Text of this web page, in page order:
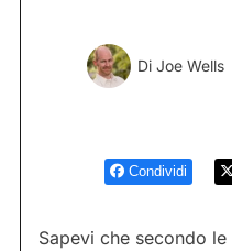
Di Joe Wells
Condividi
Sapevi che secondo